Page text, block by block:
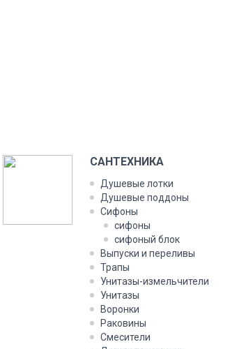
САНТЕХНИКА
Душевые лотки
Душевые поддоны
Сифоны
сифоны
сифоный блок
Выпуски и переливы
Трапы
Унитазы-измельчители
Унитазы
Воронки
Раковины
Смесители